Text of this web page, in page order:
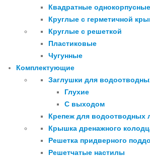
Квадратные однокорпусные
Круглые с герметичной
Круглые с решеткой
Пластиковые
Чугунные
Комплектующие
Заглушки для
Глухие
С выходом
Крепеж для водоотводных
Крышка дренажного
Решетка придверного
Решетчатые настилы